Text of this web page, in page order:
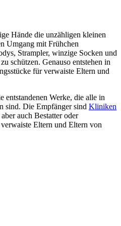
Hände die unzähligen kleinen
Umgang mit Frühchen
Strampler, winzige Socken und
schützen. Genauso entstehen in
für verwaiste Eltern und
entstandenen Werke, die alle in
sind. Die Empfänger sind Kliniken
aber auch Bestatter oder
Eltern und Eltern von